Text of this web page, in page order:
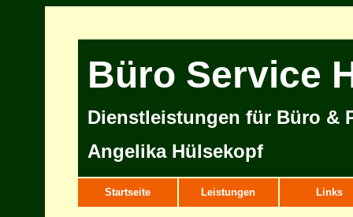
Büro Service
Dienstleistungen für Büro &
Angelika Hülsekopf
Startseite Leistungen Links